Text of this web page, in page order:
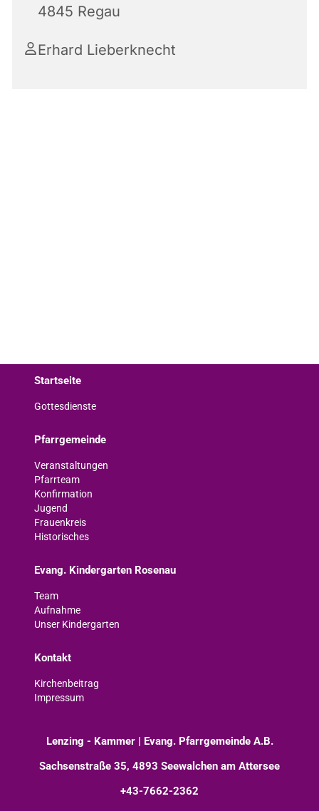
4845 Regau
Erhard Lieberknecht
Startseite
Gottesdienste
Pfarrgemeinde
Veranstaltungen
Pfarrteam
Konfirmation
Jugend
Frauenkreis
Historisches
Evang. Kindergarten Rosenau
Team
Aufnahme
Unser Kindergarten
Kontakt
Kirchenbeitrag
Impressum
Lenzing - Kammer | Evang. Pfarrgemeinde A.B.
Sachsenstraße 35, 4893 Seewalchen am Attersee
+43-7662-2362